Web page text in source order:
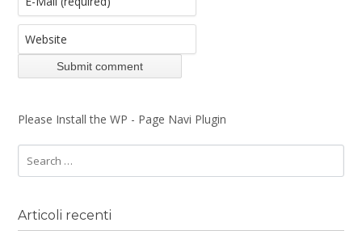
Please Install the WP - Page Navi Plugin
Articoli recenti